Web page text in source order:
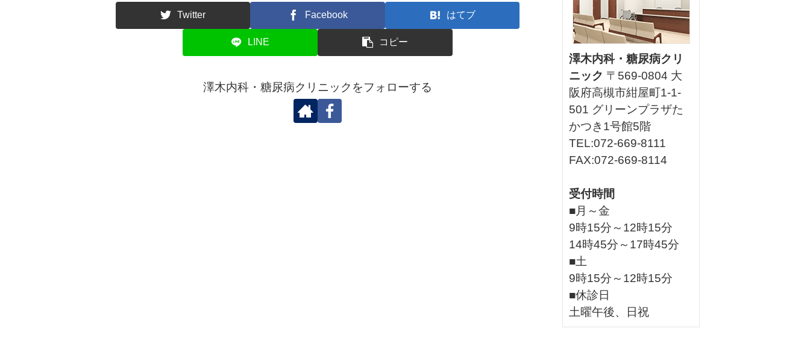
Twitter Facebook はてブ
LINE コピー
澤木内科・糖尿病クリニックをフォローする
澤木内科・糖尿病クリ
ニック 〒569-0804 大
阪府高槻市紺屋町1-1-
501 グリーンプラザた
かつき1号館5階
TEL:072-669-8111
FAX:072-669-8114
受付時間
■月～金
9時15分～12時15分
14時45分～17時45分
■土
9時15分～12時15分
■休診日
土曜午後、日祝